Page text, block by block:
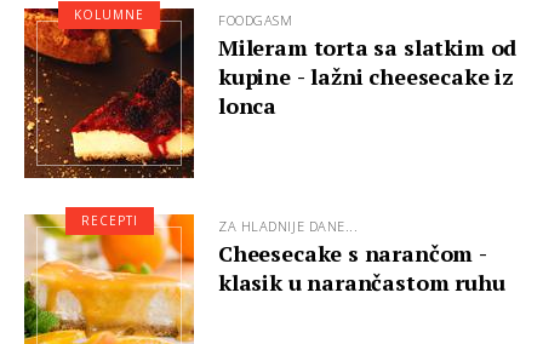
FOODGASM
Mileram torta sa slatkim od
kupine - lažni cheesecake iz
lonca
KOLUMNE
ZA HLADNIJE DANE...
Cheesecake s narančom -
klasik u narančastom ruhu
RECEPTI